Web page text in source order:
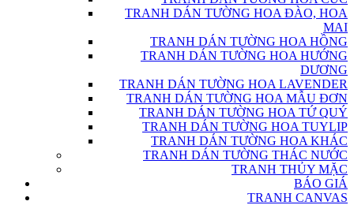
TRANH DÁN TƯỜNG HOA ĐÀO, HOA
MAI
TRANH DÁN TƯỜNG HOA HỒNG
TRANH DÁN TƯỜNG HOA HƯỚNG
DƯƠNG
TRANH DÁN TƯỜNG HOA LAVENDER
TRANH DÁN TƯỜNG HOA MẪU ĐƠN
TRANH DÁN TƯỜNG HOA TỨ QUÝ
TRANH DÁN TƯỜNG HOA TUYLIP
TRANH DÁN TƯỜNG HOA KHÁC
TRANH DÁN TƯỜNG THÁC NƯỚC
TRANH THỦY MẶC
BÁO GIÁ
TRANH CANVAS